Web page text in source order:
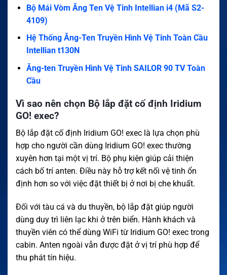
Bộ Mái Vòm Ăng Ten Vệ Tinh Intellian i4 (Mã S2-
4109)
Hệ Thống Ăng-Ten Truyền Hình Vệ Tinh Toàn Cầu
Intellian t130N
Ăng-ten Truyền Hình Vệ Tinh SAILOR 90 TV Toàn
Cầu
Vì sao nên chọn Bộ lắp đặt cố định Iridium
GO! exec?
Bộ lắp đặt cố định Iridium GO! exec là lựa chọn phù
hợp cho người cần dùng Iridium GO! exec thường
xuyên hơn tại một vị trí. Bộ phụ kiện giúp cải thiện
cách bố trí anten. Điều này hỗ trợ kết nối vệ tinh ổn
định hơn so với việc đặt thiết bị ở nơi bị che khuất.
Đối với tàu cá và du thuyền, bộ lắp đặt giúp người
dùng duy trì liên lạc khi ở trên biển. Hành khách và
thuyền viên có thể dùng WiFi từ Iridium GO! exec trong
cabin. Anten ngoài vẫn được đặt ở vị trí phù hợp để
thu phát tín hiệu.